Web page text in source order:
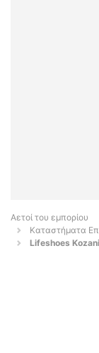
Αετοί του εμπορίου
Καταστήματα
Lifeshoes Kozani